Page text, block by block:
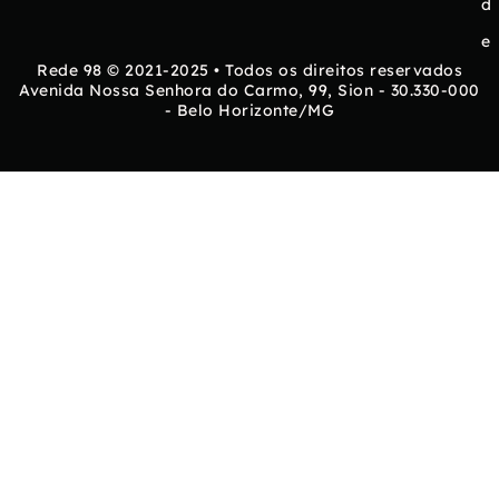
d
e
Rede 98 © 2021-2025 • Todos os direitos reservados
Avenida Nossa Senhora do Carmo, 99, Sion - 30.330-000
- Belo Horizonte/MG